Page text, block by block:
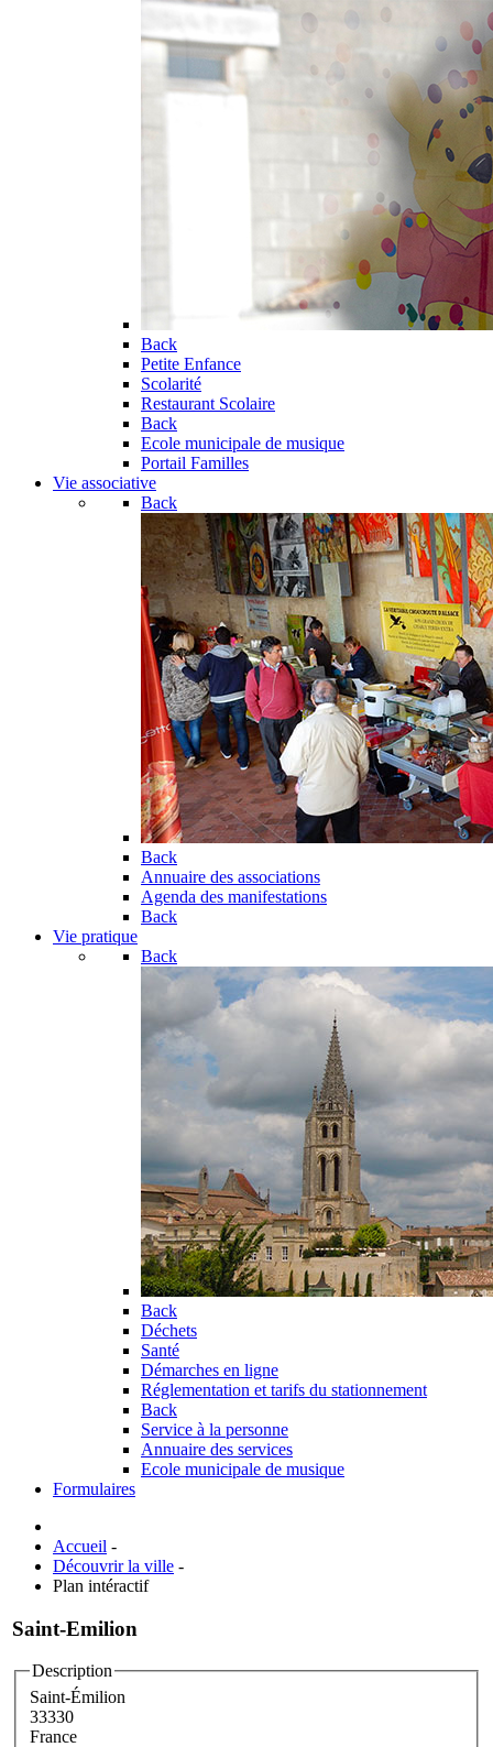
Back
Petite Enfance
Scolarité
Restaurant Scolaire
Back
Ecole municipale de musique
Portail Familles
Vie associative
Back
Back
Annuaire des associations
Agenda des manifestations
Back
Vie pratique
Back
Back
Déchets
Santé
Démarches en ligne
Réglementation et tarifs du stationnement
Back
Service à la personne
Annuaire des services
Ecole municipale de musique
Formulaires
Accueil -
Découvrir la ville -
Plan intéractif
Saint-Emilion
Description
Saint-Émilion
33330
France